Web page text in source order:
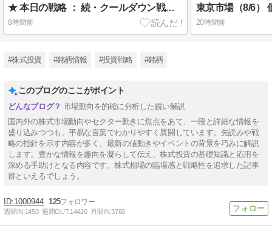
★ 本日の戦略 ： 続・クールダウン戦略で建て直し！
8時間前 20時間前
#株式投資 #銘柄情報 #投資戦略 #銘柄
このブログのここがポイント
市場動向を的確に分析した鋭い解説
国内外の株式市場動向やセクター動きに焦点をあて、一段と詳細な情報を
盛り込みつつも、平易な言葉でわかりやすく展開しています。先読みや戦
略の指針を示す内容が多く、最新の値動きやイベントの背景を巧みに解説
します。豊かな情報を趣向を凝らして伝え、株式投資の基礎知識と応用を
深める手助けとなる内容です。株式相場の臨場感と戦略性を追求した記事
群といえるでしょう。
1000944 125
週間IN:1450 週間OUT:14420 月間IN:3760